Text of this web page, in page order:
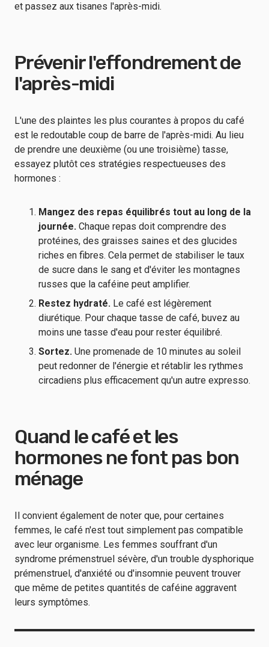
et passez aux tisanes l'après-midi.
Prévenir l'effondrement de
l'après-midi
L'une des plaintes les plus courantes à propos du café
est le redoutable coup de barre de l'après-midi. Au lieu
de prendre une deuxième (ou une troisième) tasse,
essayez plutôt ces stratégies respectueuses des
hormones :
Mangez des repas équilibrés tout au long de la
journée. Chaque repas doit comprendre des
protéines, des graisses saines et des glucides
riches en fibres. Cela permet de stabiliser le taux
de sucre dans le sang et d'éviter les montagnes
russes que la caféine peut amplifier.
Restez hydraté. Le café est légèrement
diurétique. Pour chaque tasse de café, buvez au
moins une tasse d'eau pour rester équilibré.
Sortez. Une promenade de 10 minutes au soleil
peut redonner de l'énergie et rétablir les rythmes
circadiens plus efficacement qu'un autre expresso.
Quand le café et les
hormones ne font pas bon
ménage
Il convient également de noter que, pour certaines
femmes, le café n'est tout simplement pas compatible
avec leur organisme. Les femmes souffrant d'un
syndrome prémenstruel sévère, d'un trouble dysphorique
prémenstruel, d'anxiété ou d'insomnie peuvent trouver
que même de petites quantités de caféine aggravent
leurs symptômes.